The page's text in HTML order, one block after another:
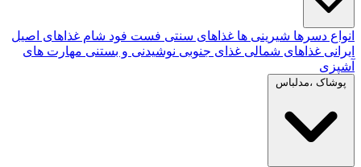
انواع دسرها شیرینی ها غذاهای سنتی فست فود شام غذاهای اصیل
ایرانی غذاهای شمالی غذای جنوبی نوشیدنی و بستنی مهارت های
آشپزی
پوشاک ،مدلباس